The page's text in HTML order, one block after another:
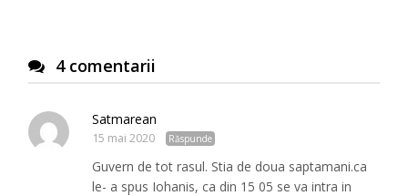
4 comentarii
Satmarean
15 mai 2020 Răspunde
Guvern de tot rasul. Stia de doua saptamani.ca
le- a spus Iohanis, ca din 15 05 se va intra in